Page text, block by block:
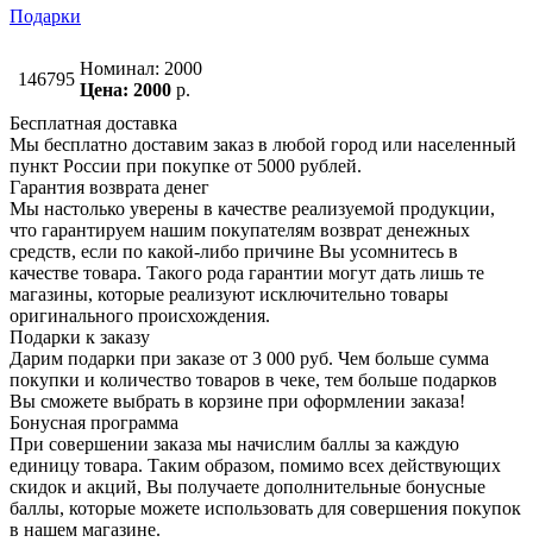
Подарки
146795
Номинал: 2000
Цена: 2000 р.
Бесплатная доставка
Мы бесплатно доставим заказ в любой город или населенный
пункт России при покупке от 5000 рублей.
Гарантия возврата денег
Мы настолько уверены в качестве реализуемой продукции,
что гарантируем нашим покупателям возврат денежных
средств, если по какой-либо причине Вы усомнитесь в
качестве товара. Такого рода гарантии могут дать лишь те
магазины, которые реализуют исключительно товары
оригинального происхождения.
Подарки к заказу
Дарим подарки при заказе от 3 000 руб. Чем больше сумма
покупки и количество товаров в чеке, тем больше подарков
Вы сможете выбрать в корзине при оформлении заказа!
Бонусная программа
При совершении заказа мы начислим баллы за каждую
единицу товара. Таким образом, помимо всех действующих
скидок и акций, Вы получаете дополнительные бонусные
баллы, которые можете использовать для совершения покупок
в нашем магазине.